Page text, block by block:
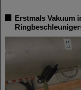
Erstmals Vakuum